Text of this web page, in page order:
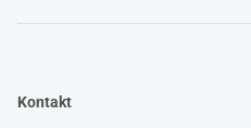
Kontakt